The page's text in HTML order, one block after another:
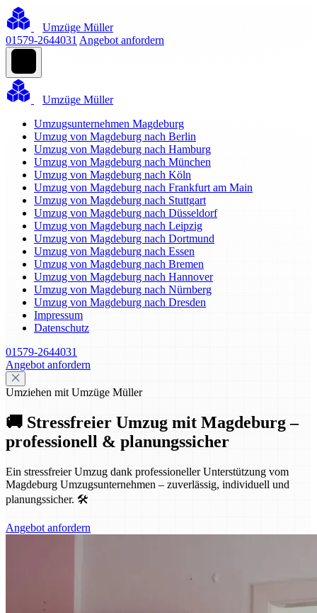
Umzüge Müller
01579-2644031 Angebot anfordern
Umzüge Müller
Umzugsunternehmen Magdeburg
Umzug von Magdeburg nach Berlin
Umzug von Magdeburg nach Hamburg
Umzug von Magdeburg nach München
Umzug von Magdeburg nach Köln
Umzug von Magdeburg nach Frankfurt am Main
Umzug von Magdeburg nach Stuttgart
Umzug von Magdeburg nach Düsseldorf
Umzug von Magdeburg nach Leipzig
Umzug von Magdeburg nach Dortmund
Umzug von Magdeburg nach Essen
Umzug von Magdeburg nach Bremen
Umzug von Magdeburg nach Hannover
Umzug von Magdeburg nach Nürnberg
Umzug von Magdeburg nach Dresden
Impressum
Datenschutz
01579-2644031
Angebot anfordern
Umziehen mit Umzüge Müller
🚚 Stressfreier Umzug mit Magdeburg –
professionell & planungssicher
Ein stressfreier Umzug dank professioneller Unterstützung vom
Magdeburg Umzugsunternehmen – zuverlässig, individuell und
planungssicher. 🛠️
Angebot anfordern